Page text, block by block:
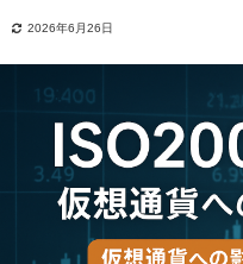
2026年6月26日